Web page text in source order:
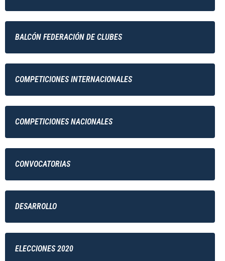
BALCÓN FEDERACIÓN DE CLUBES
COMPETICIONES INTERNACIONALES
COMPETICIONES NACIONALES
CONVOCATORIAS
DESARROLLO
ELECCIONES 2020